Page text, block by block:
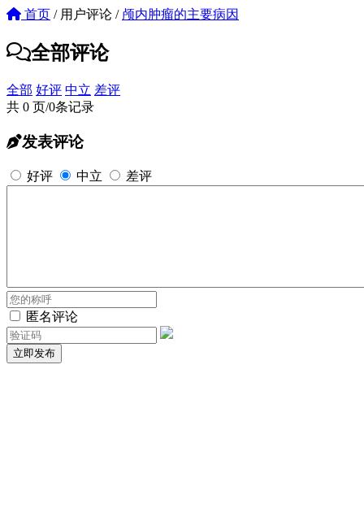
首页 /用户评论 / 颅内肿瘤的主要病因
全部评论
全部 好评 中立 差评
共 0 页/0条记录
发表评论
好评 中立 差评
匿名评论
立即发布